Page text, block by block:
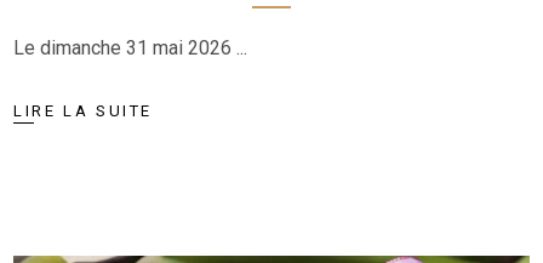
Le dimanche 31 mai 2026